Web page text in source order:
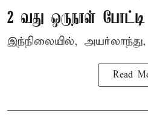
2 வது ஒருநாள் போட்டி
இந்நிலையில்,
Read